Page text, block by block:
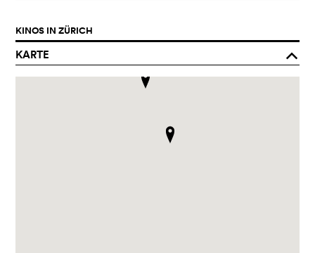
KINOS IN ZÜRICH
KARTE o